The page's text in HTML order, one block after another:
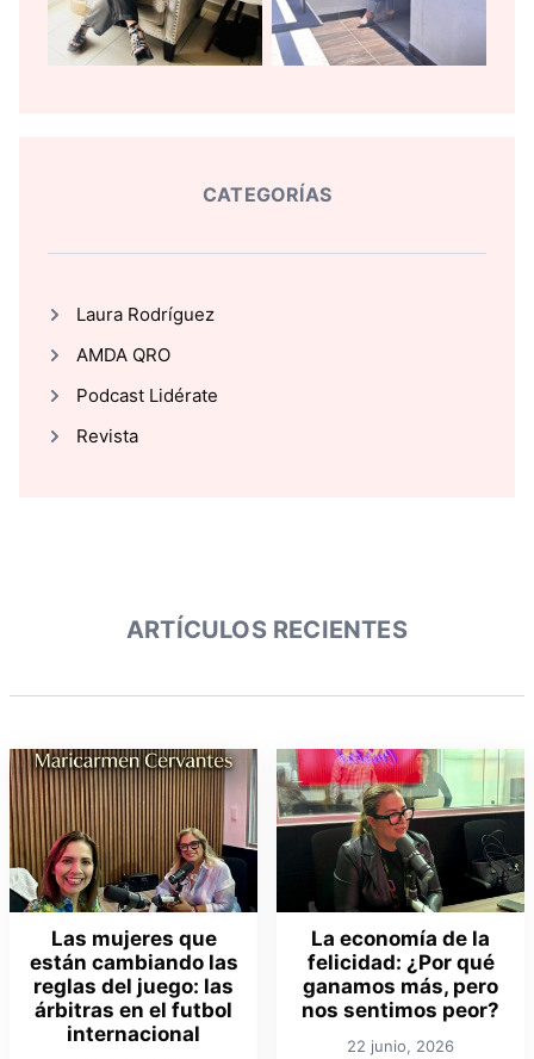
CATEGORÍAS
Laura Rodríguez
AMDA QRO
Podcast Lidérate
Revista
ARTÍCULOS RECIENTES
Las mujeres que
están cambiando las
reglas del juego: las
árbitras en el futbol
internacional
La economía de la
felicidad: ¿Por qué
ganamos más, pero
nos sentimos peor?
22 junio, 2026